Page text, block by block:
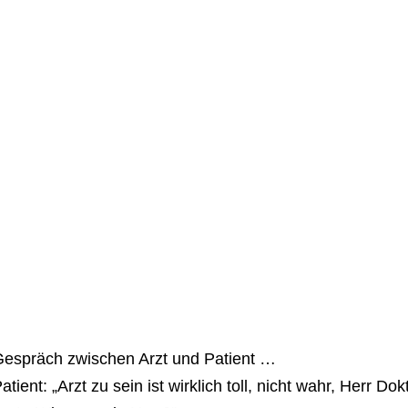
zwischen Arzt und Patient …
„Arzt zu sein ist wirklich toll, nicht wahr, Herr